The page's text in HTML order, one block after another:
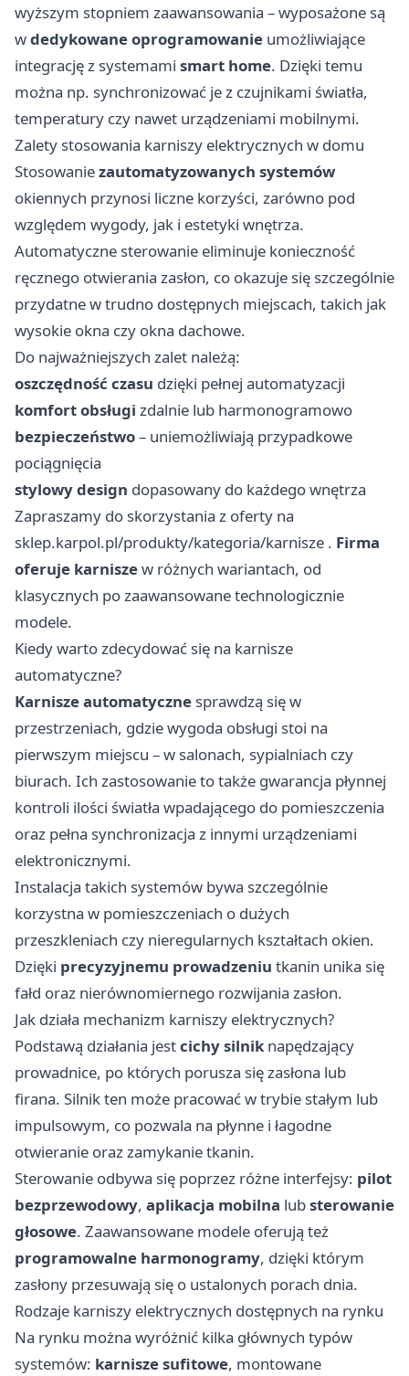
wyższym stopniem zaawansowania – wyposażone są
wdedykowane oprogramowanie umożliwiające
integrację z systemami smart home. Dzięki temu
można np. synchronizować je z czujnikami światła,
temperatury czy nawet urządzeniami mobilnymi.
Zalety stosowania karniszy elektrycznych w domu
Stosowaniezautomatyzowanych systemów
okiennych przynosi liczne korzyści, zarówno pod
względem wygody, jak i estetyki wnętrza.
Automatyczne sterowanie eliminuje konieczność
ręcznego otwierania zasłon, co okazuje się szczególnie
przydatne w trudno dostępnych miejscach, takich jak
wysokie okna czy okna dachowe.
Do najważniejszych zalet należą:
oszczędność czasu dzięki pełnej automatyzacji
komfort obsługi zdalnie lub harmonogramowo
bezpieczeństwo– uniemożliwiają przypadkowe
pociągnięcia
stylowy design dopasowany do każdego wnętrza
Zapraszamy do skorzystania z oferty na
sklep.karpol.pl/produkty/kategoria/karnisze . Firma
oferuje karniszew różnych wariantach, od
klasycznych po zaawansowane technologicznie
modele.
Kiedy warto zdecydować się na karnisze
automatyczne?
Karnisze automatyczne sprawdzą się w
przestrzeniach, gdzie wygoda obsługi stoi na
pierwszym miejscu – w salonach, sypialniach czy
biurach. Ich zastosowanie to także gwarancja płynnej
kontroli ilości światła wpadającego do pomieszczenia
oraz pełna synchronizacja z innymi urządzeniami
elektronicznymi.
Instalacja takich systemów bywa szczególnie
korzystna w pomieszczeniach o dużych
przeszkleniach czy nieregularnych kształtach okien.
Dzięki precyzyjnemu prowadzeniu tkanin unika się
fałd oraz nierównomiernego rozwijania zasłon.
Jak działa mechanizm karniszy elektrycznych?
Podstawą działania jestcichy silnik napędzający
prowadnice, po których porusza się zasłona lub
firana. Silnik ten może pracować w trybie stałym lub
impulsowym, co pozwala na płynne i łagodne
otwieranie oraz zamykanie tkanin.
Sterowanie odbywa się poprzez różne interfejsy: pilot
bezprzewodowy, aplikacja mobilna lubsterowanie
głosowe. Zaawansowane modele oferują też
programowalne harmonogramy, dzięki którym
zasłony przesuwają się o ustalonych porach dnia.
Rodzaje karniszy elektrycznych dostępnych na rynku
Na rynku można wyróżnić kilka głównych typów
systemów: karnisze sufitowe, montowane